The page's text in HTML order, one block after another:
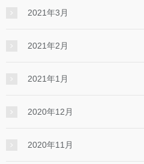
2021年3月
2021年2月
2021年1月
2020年12月
2020年11月